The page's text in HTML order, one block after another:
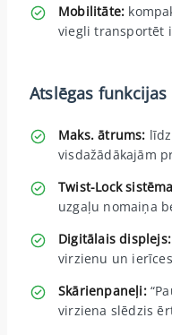
Mobilitāte:
viegli transportēt
Atslēgas funkcijas
Maks. ātrums:
visdažādākajām
Twist-Lock
uzgaļu nomaiņa
Digitālais displejs:
virzienu un
Skārienpaneļi:
virziena slēdzis